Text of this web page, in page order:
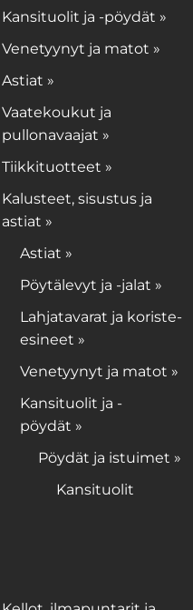
Kansituolit ja -pöydät »
Venetyynyt ja matot »
Astiat »
Vaatekoukut ja
pullonavaajat »
Tiikkituotteet »
Kalusteet, sisustus ja
astiat »
Astiat »
Pöytälevyt ja -jalat »
Lahjatavarat ja koriste-
esineet »
Venetyynyt ja matot »
Kansituolit ja -
pöydät »
Pöydät ja istuimet »
Kansituolit